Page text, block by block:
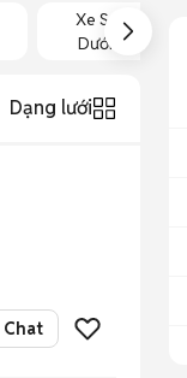
Xe Suzuki Giá
Dưới 20 Triệu
Dạng lưới
Chat